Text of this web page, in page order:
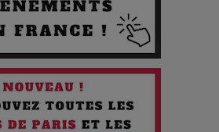
l'IA : Lola Volonakis, l'Artiste du
prend le pouvoir : une plongée dans un